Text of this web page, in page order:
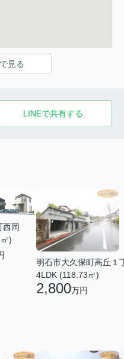
見る
LINEで共有する
西岡
)
明石市大久保町高丘１
4LDK (118.73㎡)
2,800万円